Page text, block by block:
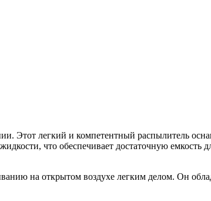
Этот легкий и компетентный распылитель
что обеспечивает достаточную емкость
на открытом воздухе легким делом. Он